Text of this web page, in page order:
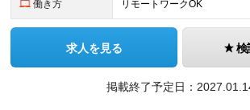
働き方 リモートワークOK
求人を見る 検
掲載終了予定日：